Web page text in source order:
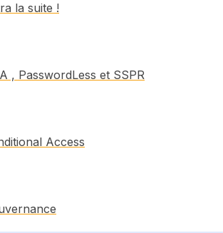
la suite !
, PasswordLess et SSPR
Access